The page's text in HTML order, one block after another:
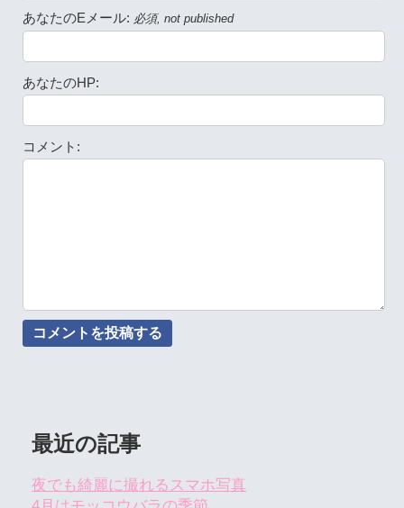
あなたのEメール: 必須, not published
あなたのHP:
コメント:
最近の記事
夜でも綺麗に撮れるスマホ写真